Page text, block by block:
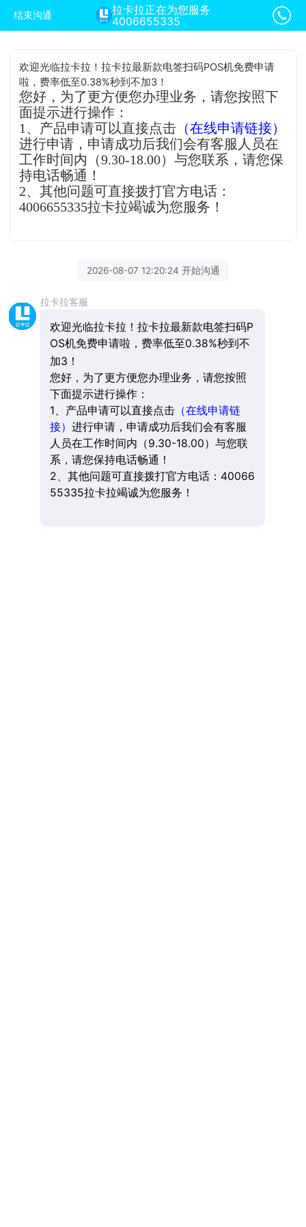
结束沟通
拉卡拉正在为您服务
4006655335
欢迎光临拉卡拉！拉卡拉最新款电签扫码POS机免费申请
啦，费率低至0.38%秒到不加3！
您好，为了更方便您办理业务，请您按照下
面提示进行操作：
1、产品申请可以直接点击 （在线申请链接）
进行申请，申请成功后我们会有客服人员在
工作时间内（9.30-18.00）与您联系，请您保
持电话畅通！
2、其他问题可直接拨打官方电话：
4006655335拉卡拉竭诚为您服务！
2026-08-07 12:20:24 开始沟通
拉卡拉客服
欢迎光临拉卡拉！拉卡拉最新款电签扫码P
OS机免费申请啦，费率低至0.38%秒到不
加3！
您好，为了更方便您办理业务，请您按照
下面提示进行操作：
1、产品申请可以直接点击（在线申请链
接） 进行申请，申请成功后我们会有客服
人员在工作时间内（9.30-18.00）与您联
系，请您保持电话畅通！
2、其他问题可直接拨打官方电话：40066
55335拉卡拉竭诚为您服务！